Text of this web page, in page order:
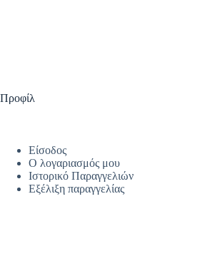
Προφίλ
Είσοδος
Ο λογαριασμός μου
Ιστορικό Παραγγελιών
Εξέλιξη παραγγελίας